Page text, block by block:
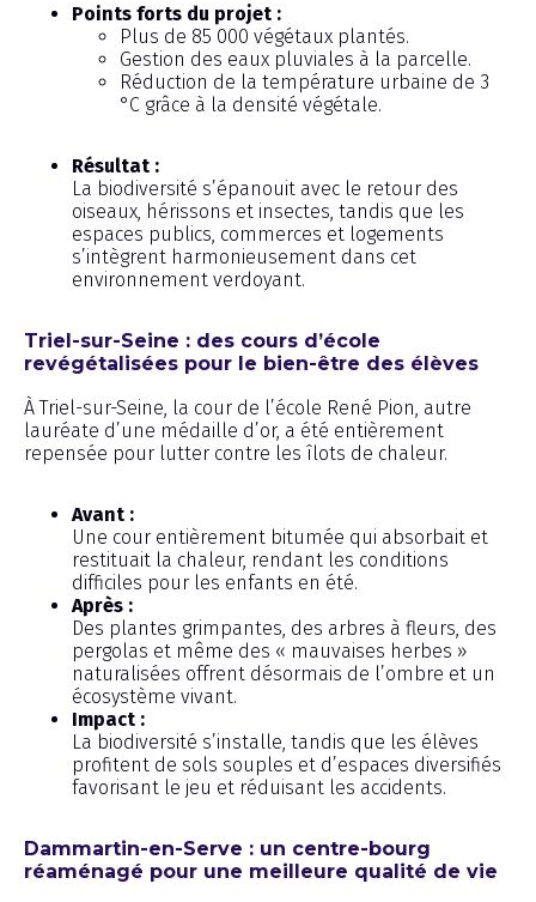
Points forts du projet :
Plus de 85 000 végétaux plantés.
Gestion des eaux pluviales à la parcelle.
Réduction de la température urbaine de 3
°C grâce à la densité végétale.
Résultat :
La biodiversité s’épanouit avec le retour des
oiseaux, hérissons et insectes, tandis que les
espaces publics, commerces et logements
s’intègrent harmonieusement dans cet
environnement verdoyant.
Triel-sur-Seine : des cours d’école
revégétalisées pour le bien-être des élèves
À Triel-sur-Seine, la cour de l’école René Pion, autre
lauréate d’une médaille d’or, a été entièrement
repensée pour lutter contre les îlots de chaleur.
Avant :
Une cour entièrement bitumée qui absorbait et
restituait la chaleur, rendant les conditions
difficiles pour les enfants en été.
Après :
Des plantes grimpantes, des arbres à fleurs, des
pergolas et même des « mauvaises herbes »
naturalisées offrent désormais de l’ombre et un
écosystème vivant.
Impact :
La biodiversité s’installe, tandis que les élèves
profitent de sols souples et d’espaces diversifiés
favorisant le jeu et réduisant les accidents.
Dammartin-en-Serve : un centre-bourg
réaménagé pour une meilleure qualité de vie